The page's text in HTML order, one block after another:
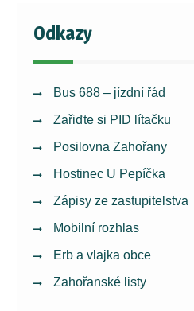
Odkazy
Bus 688 – jízdní řád
Zařiďte si PID lítačku
Posilovna Zahořany
Hostinec U Pepíčka
Zápisy ze zastupitelstva
Mobilní rozhlas
Erb a vlajka obce
Zahořanské listy